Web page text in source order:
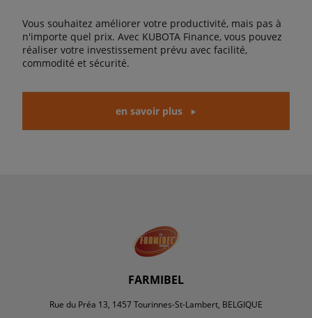
Vous souhaitez améliorer votre productivité, mais pas à
n'importe quel prix. Avec KUBOTA Finance, vous pouvez
réaliser votre investissement prévu avec facilité,
commodité et sécurité.
en savoir plus
FARMIBEL
Rue du Préa 13, 1457 Tourinnes-St-Lambert, BELGIQUE